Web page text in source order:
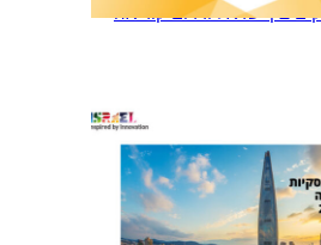
בין ישראל ודרום קוריאה